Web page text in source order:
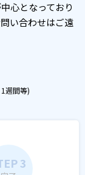
心となっており
い合わせはご遠
週間等)
3